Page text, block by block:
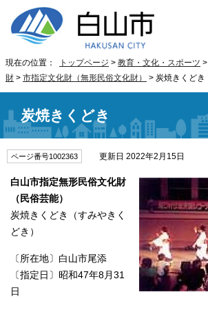
現在の位置： トップページ > 教育・文化・スポーツ >
財 > 市指定文化財（無形民俗文化財） > 炭焼きくどき
炭焼きくどき
ページ番号1002363 更新日 2022年2月15日
白山市指定無形民俗文化財
（民俗芸能）
炭焼きくどき（すみやきく
どき）
〔所在地〕白山市尾添
〔指定日〕昭和47年8月31
日